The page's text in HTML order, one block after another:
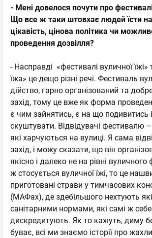
- Мені довелося почути про
Що все ж таки штовхає людей їсти
цікавість, цінова політика чи
проведення дозвілля?
- Насправді «фестивалі вуличної їжі»
їжа» це дещо різні речі. Фестиваль
дійство, гарно організований та
захід, тому це вже як форма
є чим зайнятись, є на що подивитись
скуштувати. Відвідувачі фестивалю
які харчуються на вулиці. Я сама
захід, і можу сказати, що він
якісно і далеко не на рівні
ж стосується вуличної їжі, то це
приготовані страви у тимчасових
(МАФах), де здебільшого нехтують
санітарними нормами, які самі ж себе
дискредитують. Як то кажуть, диму
буває, всі ми знаємо історії про